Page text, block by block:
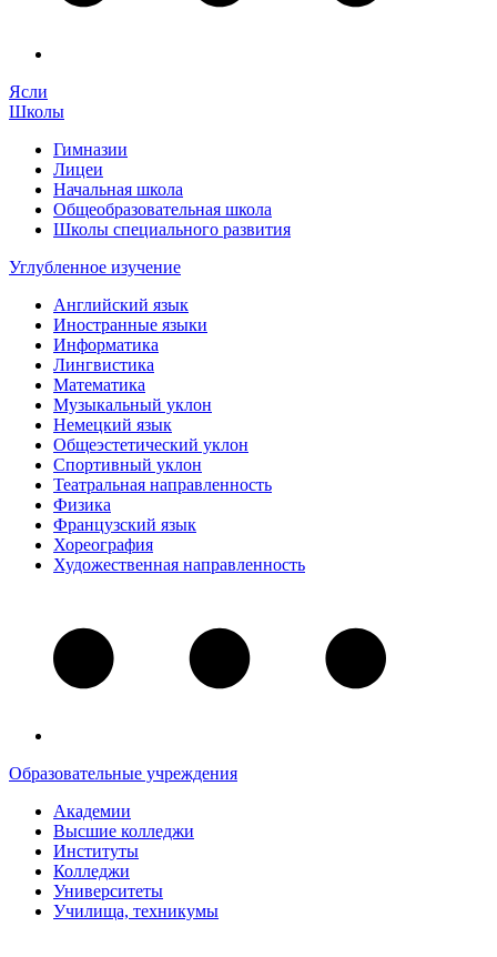
Ясли
Школы
Гимназии
Лицеи
Начальная школа
Общеобразовательная школа
Школы специального развития
Углубленное изучение
Английский язык
Иностранные языки
Информатика
Лингвистика
Математика
Музыкальный уклон
Немецкий язык
Общеэстетический уклон
Спортивный уклон
Театральная направленность
Физика
Французский язык
Хореография
Художественная направленность
Образовательные учреждения
Академии
Высшие колледжи
Институты
Колледжи
Университеты
Училища, техникумы